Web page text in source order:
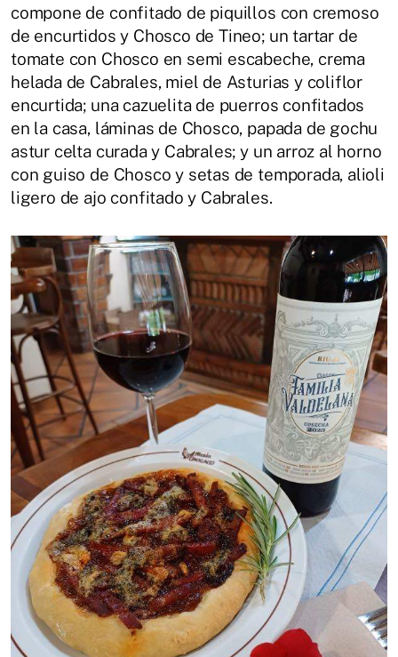
compone de confitado de piquillos con cremoso
de encurtidos y Chosco de Tineo; un tartar de
tomate con Chosco en semi escabeche, crema
helada de Cabrales, miel de Asturias y coliflor
encurtida; una cazuelita de puerros confitados
en la casa, láminas de Chosco, papada de gochu
astur celta curada y Cabrales; y un arroz al horno
con guiso de Chosco y setas de temporada, alioli
ligero de ajo confitado y Cabrales.